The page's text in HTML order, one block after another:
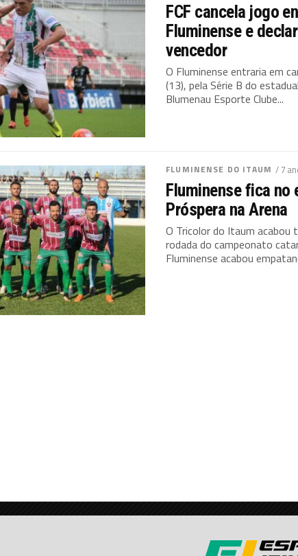
FCF cancela jogo
Fluminense e
vencedor
O Fluminense entraria em
(13), pela Série B do
Blumenau Esporte Clube...
FLUMINENSE DO ITAUM / 7
Fluminense fica no
Próspera na Arena
O Tricolor do Itaum acabou
rodada do campeonato
Fluminense acabou